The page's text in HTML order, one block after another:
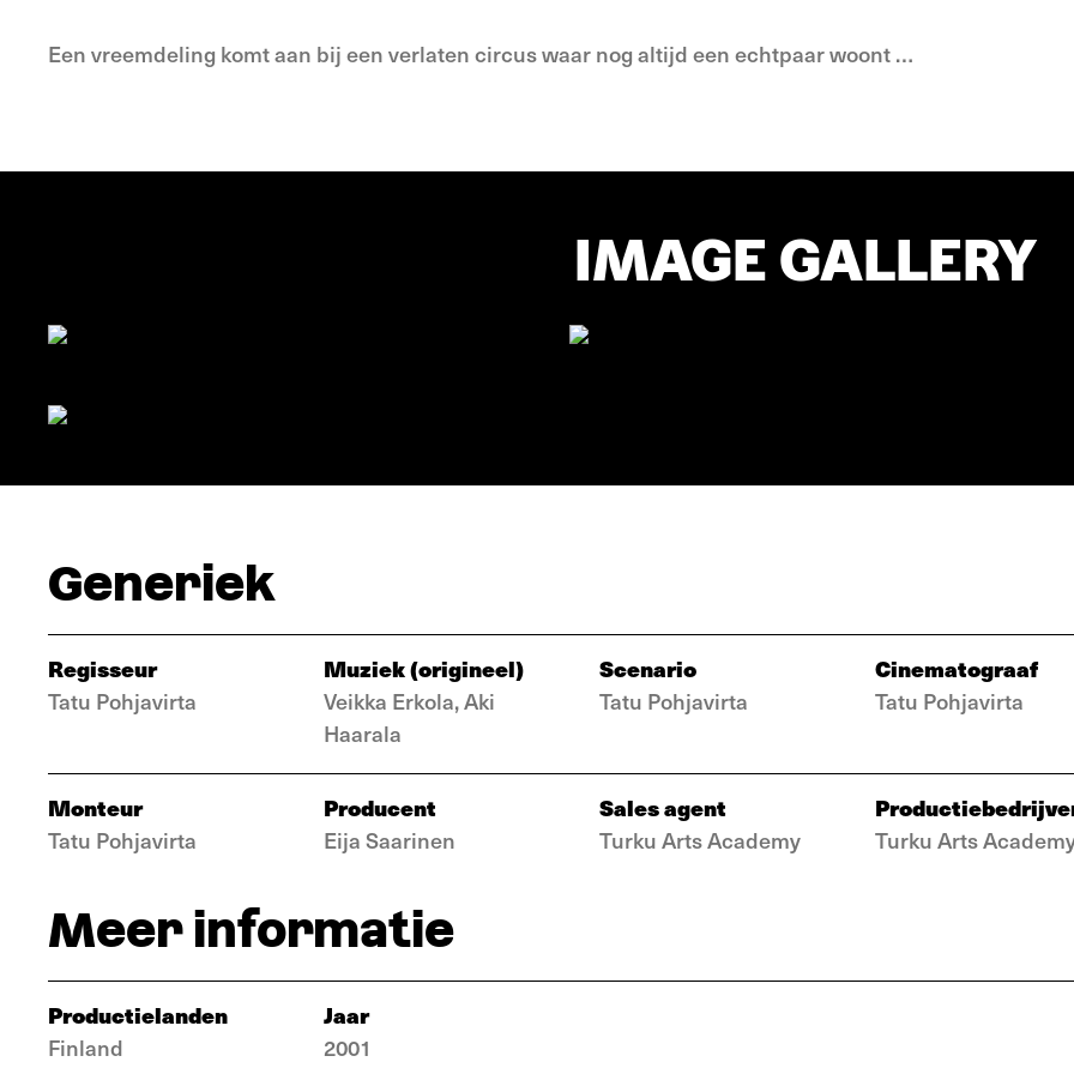
Een vreemdeling komt aan bij een verlaten circus waar nog altijd een echtpaar woont …
IMAGE GALLERY
Generiek
Regisseur
Tatu Pohjavirta
Muziek (origineel)
Veikka Erkola, Aki
Haarala
Scenario
Tatu Pohjavirta
Cinematograaf
Tatu Pohjavirta
Monteur
Tatu Pohjavirta
Producent
Eija Saarinen
Sales agent
Turku Arts Academy Turku Arts
Meer informatie
Productielanden
Finland
Jaar
2001